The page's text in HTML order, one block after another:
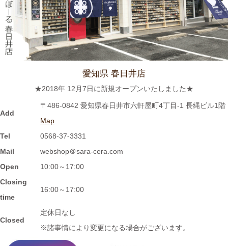
2024/2/22
≪おすすめ≫今日は猫の日！猫好きにはたまらないおすすめご飯
茶碗いかがでしょうか？
ツを入れたり、薬味皿としてもGOOD★
2024/2/2
≪おすすめ≫ 信楽焼のモザイクプレート数量限定販売！
2024/1/15
か？
愛知県 春日井店
★2018年 12月7日に新規オープンいたしました★
Add
〒486-0842 愛知県春日井市六軒屋町4丁目-1 長縄ビル1階
Map
Tel
0568-37-3331
Mail
webshop＠sara-cera.com
Open
10:00～17:00
Closing
time
16:00～17:00
Closed
定休日なし
※諸事情により変更になる場合がございます。